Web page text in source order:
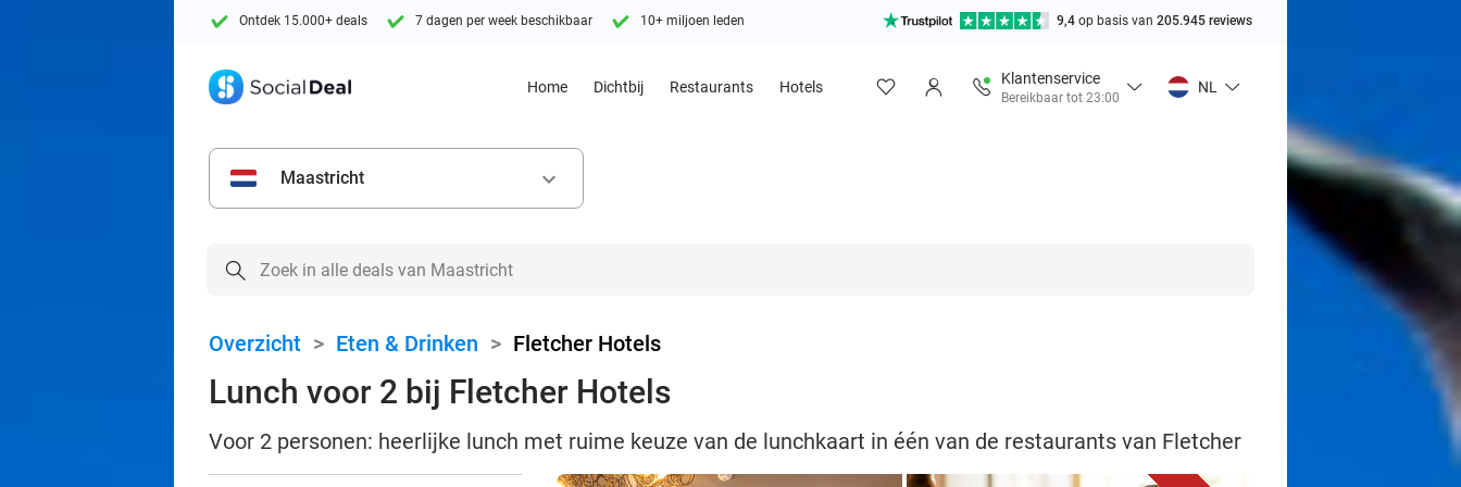
Ontdek 15.000+ deals 7 dagen per week beschikbaar 10+ miljoen leden 9,4 op basis van 205.945 reviews
Home Dichtbij Restaurants Hotels
Klantenservice
Bereikbaar tot 23:00
NL
Maastricht keyboard_arrow_down
Overzicht > Eten & Drinken > Fletcher Hotels
Lunch voor 2 bij Fletcher Hotels
Voor 2 personen: heerlijke lunch met ruime keuze van de lunchkaart in één van de restaurants van Fletcher